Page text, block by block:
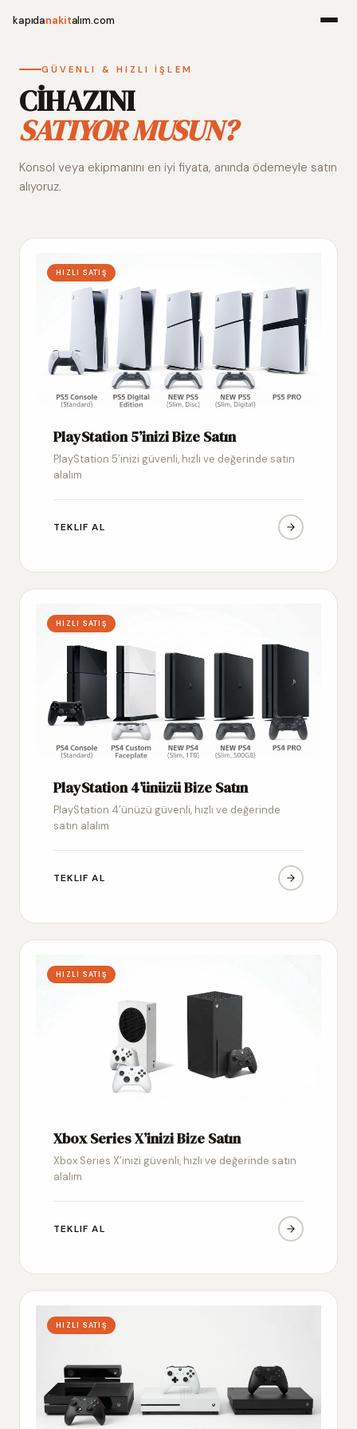
kapıdanakitalım.com
Alım
GÜVENLI & HIZLI İŞLEM
CİHAZINI
SATIYOR MUSUN?
Konsol veya ekipmanını en iyi fiyata, anında ödemeyle satın
alıyoruz.
HIZLI SATIŞ
PlayStation 5’inizi Bize Satın
PlayStation 5’inizi güvenli, hızlı ve değerinde satın
alalım
TEKLIF AL
HIZLI SATIŞ
PlayStation 4’ünüzü Bize Satın
PlayStation 4’ünüzü güvenli, hızlı ve değerinde
satın alalım
TEKLIF AL
HIZLI SATIŞ
Xbox Series X’inizi Bize Satın
Xbox Series X’inizi güvenli, hızlı ve değerinde satın
alalım
TEKLIF AL
HIZLI SATIŞ